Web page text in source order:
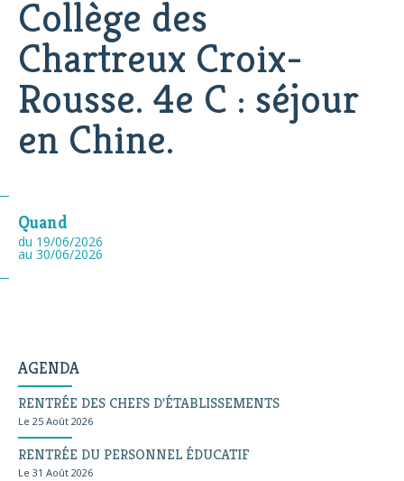
Collège des
Chartreux Croix-
Rousse. 4e C : séjour
en Chine.
Quand
du 19/06/2026
au 30/06/2026
AGENDA
RENTRÉE DES CHEFS D'ÉTABLISSEMENTS
Le 25 Août 2026
RENTRÉE DU PERSONNEL ÉDUCATIF
Le 31 Août 2026